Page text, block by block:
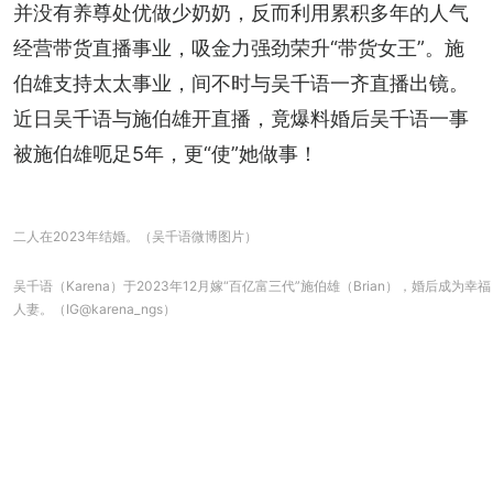
并没有养尊处优做少奶奶，反而利用累积多年的人气
经营带货直播事业，吸金力强劲荣升“带货女王”。施
伯雄支持太太事业，间不时与吴千语一齐直播出镜。
近日吴千语与施伯雄开直播，竟爆料婚后吴千语一事
被施伯雄呃足5年，更“使”她做事！
二人在2023年结婚。（吴千语微博图片）
吴千语（Karena）于2023年12月嫁“百亿富三代”施伯雄（Brian），婚后成为幸福
人妻。（IG@karena_ngs）